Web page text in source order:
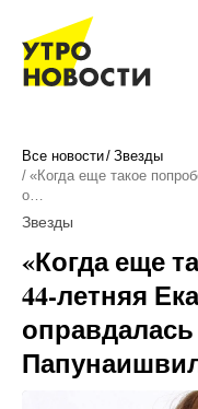
Все новости Звезды
«Когда еще такое
о…
Звезды
«Когда еще
44-летняя